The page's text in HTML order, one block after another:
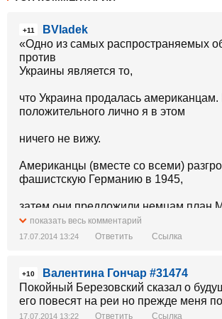
+11
BVladek
«Одно из самых распространяемых
против
Украины является то,
что Украина продалась
положительного лично я в этом
ничего не вижу.
Американцы (вместе со всеми)
фашистскую Германию в 1945,
затем они предложили немцам план
построили современную
экономической помощи, но гордый
и мы имеем Россию ту,
показать весь комментарий
17.07.2014 13:24 Ответить Ссылка
+10
Валентина Гончар #31474
Покойный Березовский сказал о
его повесят на реи но прежде меня
17.07.2014 13:22 Ответить Ссылка